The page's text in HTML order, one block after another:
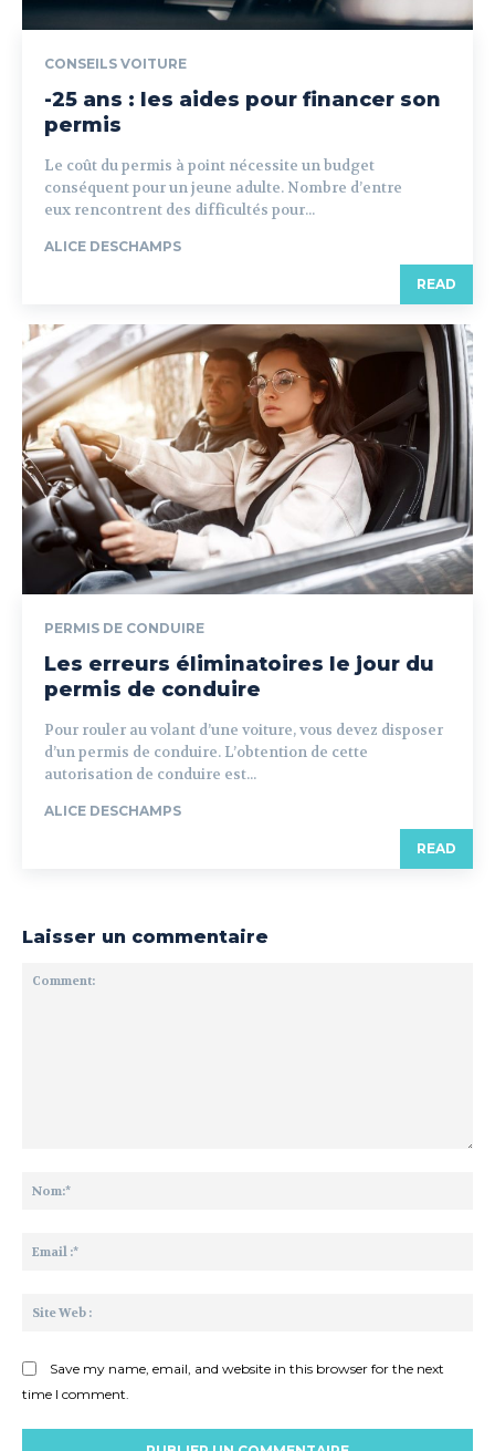
CONSEILS VOITURE
-25 ans : les aides pour financer son
permis
Le coût du permis à point nécessite un budget
conséquent pour un jeune adulte. Nombre d’entre
eux rencontrent des difficultés pour...
ALICE DESCHAMPS
READ
PERMIS DE CONDUIRE
Les erreurs éliminatoires le jour du
permis de conduire
Pour rouler au volant d’une voiture, vous devez disposer
d’un permis de conduire. L’obtention de cette
autorisation de conduire est...
ALICE DESCHAMPS
READ
Laisser un commentaire
Save my name, email, and website in this browser for the next
time I comment.